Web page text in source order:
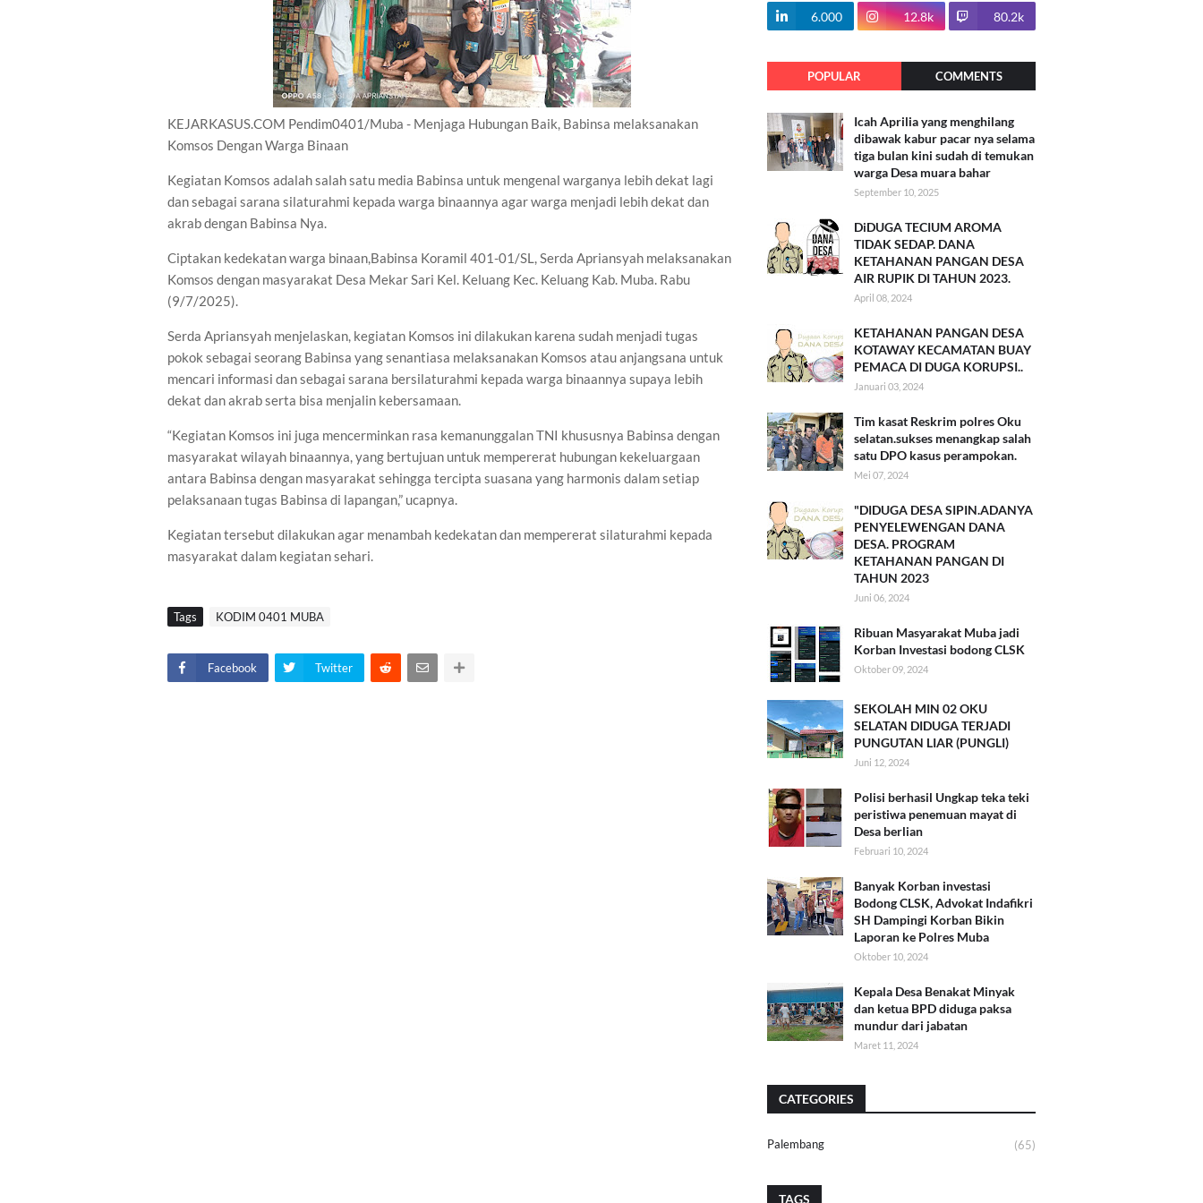
KEJARKASUS.COM Pendim0401/Muba - Menjaga Hubungan Baik, Babinsa melaksanakan
Komsos Dengan Warga Binaan
Kegiatan Komsos adalah salah satu media Babinsa untuk mengenal warganya lebih dekat lagi
dan sebagai sarana silaturahmi kepada warga binaannya agar warga menjadi lebih dekat dan
akrab dengan Babinsa Nya.
Ciptakan kedekatan warga binaan,Babinsa Koramil 401-01/SL, Serda Apriansyah melaksanakan
Komsos dengan masyarakat Desa Mekar Sari Kel. Keluang Kec. Keluang Kab. Muba. Rabu
(9/7/2025).
Serda Apriansyah menjelaskan, kegiatan Komsos ini dilakukan karena sudah menjadi tugas
pokok sebagai seorang Babinsa yang senantiasa melaksanakan Komsos atau anjangsana untuk
mencari informasi dan sebagai sarana bersilaturahmi kepada warga binaannya supaya lebih
dekat dan akrab serta bisa menjalin kebersamaan.
“Kegiatan Komsos ini juga mencerminkan rasa kemanunggalan TNI khususnya Babinsa dengan
masyarakat wilayah binaannya, yang bertujuan untuk mempererat hubungan kekeluargaan
antara Babinsa dengan masyarakat sehingga tercipta suasana yang harmonis dalam setiap
pelaksanaan tugas Babinsa di lapangan,” ucapnya.
Kegiatan tersebut dilakukan agar menambah kedekatan dan mempererat silaturahmi kepada
masyarakat dalam kegiatan sehari.
Tags KODIM 0401 MUBA
Facebook Twitter
100.7k
6.000 12.8k 80.2k
POPULAR COMMENTS
Icah Aprilia yang menghilang
dibawak kabur pacar nya selama
tiga bulan kini sudah di temukan
warga Desa muara bahar
September 10, 2025
DiDUGA TECIUM AROMA
TIDAK SEDAP. DANA
KETAHANAN PANGAN DESA
AIR RUPIK DI TAHUN 2023.
April 08, 2024
KETAHANAN PANGAN DESA
KOTAWAY KECAMATAN BUAY
PEMACA DI DUGA KORUPSI..
Januari 03, 2024
Tim kasat Reskrim polres Oku
selatan.sukses menangkap salah
satu DPO kasus perampokan.
Mei 07, 2024
"DIDUGA DESA SIPIN.ADANYA
PENYELEWENGAN DANA
DESA. PROGRAM
KETAHANAN PANGAN DI
TAHUN 2023
Juni 06, 2024
Ribuan Masyarakat Muba jadi
Korban Investasi bodong CLSK
Oktober 09, 2024
SEKOLAH MIN 02 OKU
SELATAN DIDUGA TERJADI
PUNGUTAN LIAR (PUNGLI)
Juni 12, 2024
Polisi berhasil Ungkap teka teki
peristiwa penemuan mayat di
Desa berlian
Februari 10, 2024
Banyak Korban investasi
Bodong CLSK, Advokat Indafikri
SH Dampingi Korban Bikin
Laporan ke Polres Muba
Oktober 10, 2024
Kepala Desa Benakat Minyak
dan ketua BPD diduga paksa
mundur dari jabatan
Maret 11, 2024
CATEGORIES
Palembang (65)
TAGS